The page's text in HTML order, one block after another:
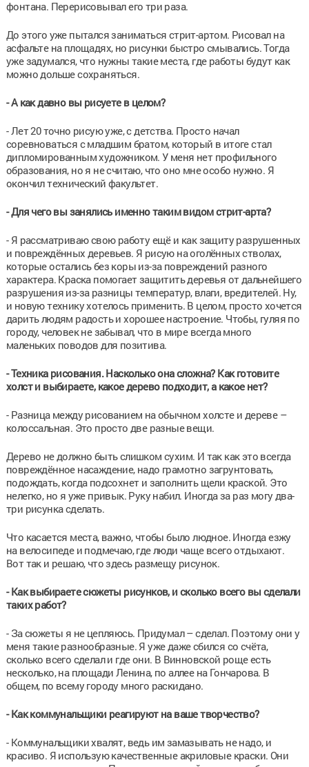
фонтана. Перерисовывал его три раза.
До этого уже пытался заниматься стрит-артом. Рисовал на
асфальте на площадях, но рисунки быстро смывались. Тогда
уже задумался, что нужны такие места, где работы будут как
можно дольше сохраняться.
- А как давно вы рисуете в целом?
- Лет 20 точно рисую уже, с детства. Просто начал
соревноваться с младшим братом, который в итоге стал
дипломированным художником. У меня нет профильного
образования, но я не считаю, что оно мне особо нужно. Я
окончил технический факультет.
- Для чего вы занялись именно таким видом стрит-арта?
- Я рассматриваю свою работу ещё и как защиту разрушенных
и повреждённых деревьев. Я рисую на оголённых стволах,
которые остались без коры из-за повреждений разного
характера. Краска помогает защитить деревья от дальнейшего
разрушения из-за разницы температур, влаги, вредителей. Ну,
и новую технику хотелось применить. В целом, просто хочется
дарить людям радость и хорошее настроение. Чтобы, гуляя по
городу, человек не забывал, что в мире всегда много
маленьких поводов для позитива.
- Техника рисования. Насколько она сложна? Как готовите
холст и выбираете, какое дерево подходит, а какое нет?
- Разница между рисованием на обычном холсте и дереве –
колоссальная. Это просто две разные вещи.
Дерево не должно быть слишком сухим. И так как это всегда
повреждённое насаждение, надо грамотно загрунтовать,
подождать, когда подсохнет и заполнить щели краской. Это
нелегко, но я уже привык. Руку набил. Иногда за раз могу два-
три рисунка сделать.
Что касается места, важно, чтобы было людное. Иногда езжу
на велосипеде и подмечаю, где люди чаще всего отдыхают.
Вот так и решаю, что здесь размещу рисунок.
- Как выбираете сюжеты рисунков, и сколько всего вы сделали
таких работ?
- За сюжеты я не цепляюсь. Придумал – сделал. Поэтому они у
меня такие разнообразные. Я уже даже сбился со счёта,
сколько всего сделал и где они. В Винновской роще есть
несколько, на площади Ленина, по аллее на Гончарова. В
общем, по всему городу много раскидано.
- Как коммунальщики реагируют на ваше творчество?
- Коммунальщики хвалят, ведь им замазывать не надо, и
красиво. Я использую качественные акриловые краски. Они